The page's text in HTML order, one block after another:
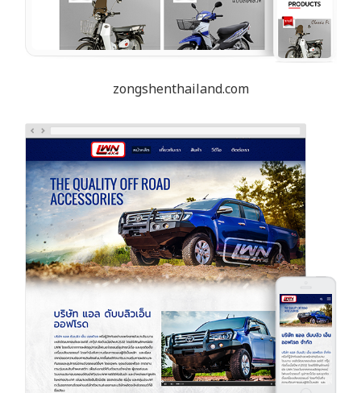
zongshenthailand.com